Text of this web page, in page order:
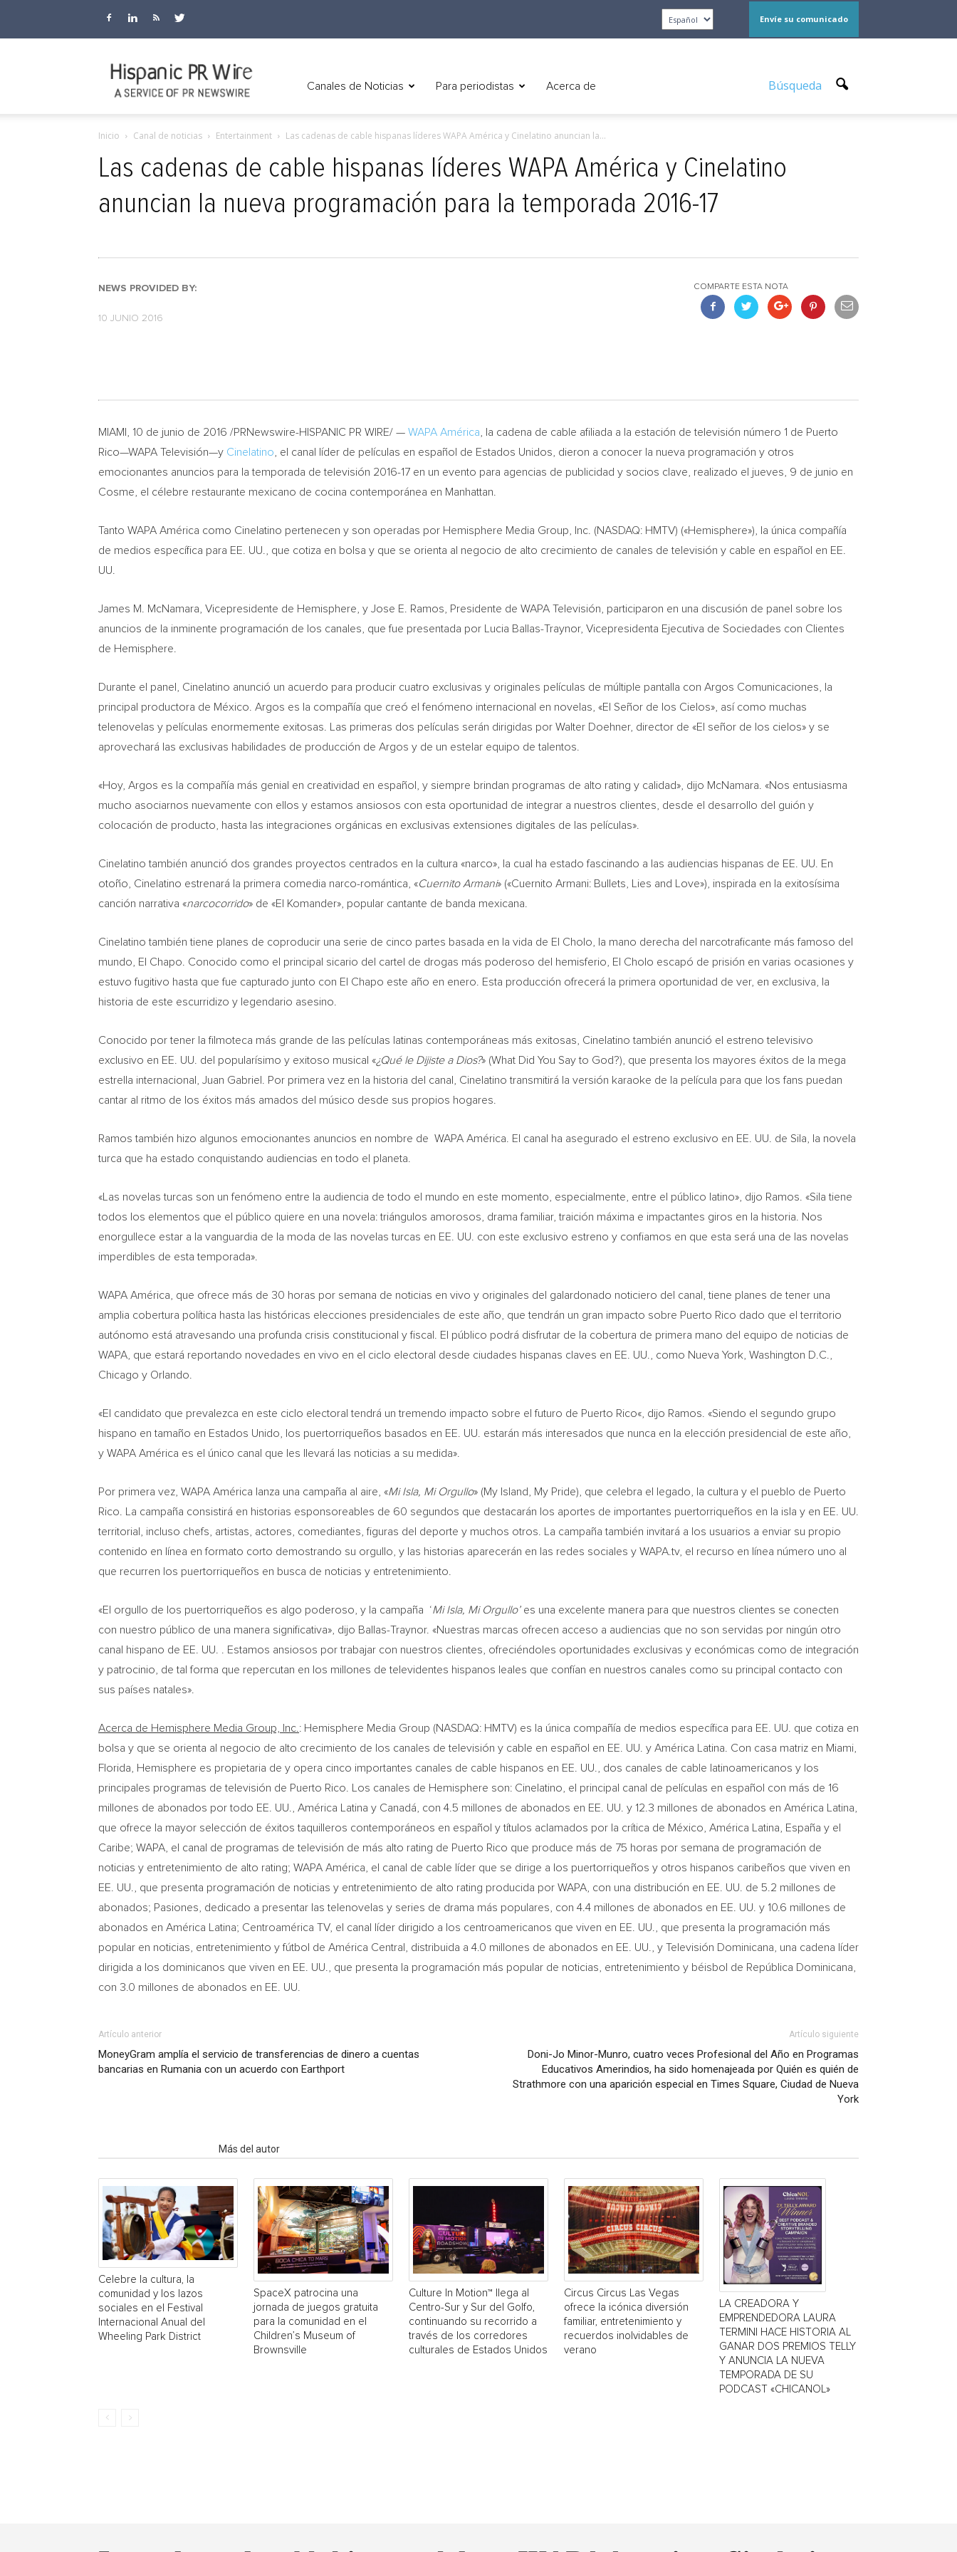
Envíe su comunicado
Canales de Noticias Para periodistas Acerca de Búsqueda
Inicio Canal de noticias Entertainment Las cadenas de cable hispanas líderes WAPA América y Cinelatino anuncian la...
Las cadenas de cable hispanas líderes WAPA América y Cinelatino
anuncian la nueva programación para la temporada 2016-17
NEWS PROVIDED BY:
10 JUNIO 2016
COMPARTE ESTA NOTA
MIAMI , 10 de junio de 2016 /PRNewswire-HISPANIC PR WIRE/ — WAPA América , la cadena de cable afiliada a la estación de televisión número 1 de Puerto
Rico—WAPA Televisión—y Cinelatino , el canal líder de películas en español de Estados Unidos, dieron a conocer la nueva programación y otros
emocionantes anuncios para la temporada de televisión 2016-17 en un evento para agencias de publicidad y socios clave, realizado el jueves, 9 de junio en
Cosme, el célebre restaurante mexicano de cocina contemporánea en Manhattan
Tanto WAPA América como Cinelatino pertenecen y son operadas por Hemisphere Media Group, Inc. (NASDAQ: HMTV) («Hemisphere»), la única compañía
de medios específica para EE. UU., que cotiza en bolsa y que se orienta al negocio de alto crecimiento de canales de televisión y cable en español en EE.
UU.
James M. McNamara , Vicepresidente de Hemisphere, y Jose E. Ramos , Presidente de WAPA Televisión, participaron en una discusión de panel sobre los
anuncios de la inminente programación de los canales, que fue presentada por
Lucia Ballas-Traynor, Vicepresidenta Ejecutiva de Sociedades con Clientes
de Hemisphere.
Durante el panel, Cinelatino anunció un acuerdo para producir cuatro exclusivas y originales películas de múltiple pantalla con Argos Comunicaciones, la
principal productora de México. Argos es la compañía que creó el fenómeno internacional en novelas, «El Señor de los Cielos», así como muchas
telenovelas y películas enormemente exitosas. Las primeras dos películas serán dirigidas por Walter Doehner, director de «El señor de los cielos» y se
aprovechará las exclusivas habilidades de producción de Argos y de un estelar equipo de talentos.
«Hoy, Argos es la compañía más genial en creatividad en español, y siempre brindan programas de alto rating y calidad», dijo McNamara. «Nos entusiasma
mucho asociarnos nuevamente con ellos y estamos ansiosos con esta oportunidad de integrar a nuestros clientes, desde el desarrollo del guión y
colocación de producto, hasta las integraciones orgánicas en exclusivas extensiones digitales de las películas».
Cinelatino también anunció dos grandes proyectos centrados en la cultura «narco», la cual ha estado fascinando a las audiencias hispanas de EE. UU. En
otoño, Cinelatino estrenará la primera comedia narco-romántica, «Cuernito Armani» («Cuernito Armani: Bullets, Lies and Love»), inspirada en la exitosísima
canción narrativa «narcocorrido» de «El Komander», popular cantante de banda mexicana.
Cinelatino también tiene planes de coproducir una serie de cinco partes basada en la vida de El Cholo, la mano derecha del narcotraficante más famoso del
mundo, El Chapo. Conocido como el principal sicario del cartel de drogas más poderoso del hemisferio, El Cholo escapó de prisión en varias ocasiones y
estuvo fugitivo hasta que fue capturado junto con El Chapo este año en enero. Esta producción ofrecerá la primera oportunidad de ver, en exclusiva, la
historia de este escurridizo y legendario asesino.
Conocido por tener la filmoteca más grande de las películas latinas contemporáneas más exitosas, Cinelatino también anunció el estreno televisivo
exclusivo en EE. UU. del popularísimo y exitoso musical «¿Qué le Dijiste a Dios?» (What Did You Say to God?), que presenta los mayores éxitos de la mega
estrella internacional, Juan Gabriel
. Por primera vez en la historia del canal, Cinelatino transmitirá la versión karaoke de la película para que los fans puedan
cantar al ritmo de los éxitos más amados del músico desde sus propios hogares.
Ramos también hizo algunos emocionantes anuncios en nombre de WAPA América. El canal ha asegurado el estreno exclusivo en EE. UU. de Sila, la novela
turca que ha estado conquistando audiencias en todo el planeta.
«Las novelas turcas son un fenómeno entre la audiencia de todo el mundo en este momento, especialmente, entre el público latino», dijo Ramos. «Sila tiene
todos los elementos que el público quiere en una novela: triángulos amorosos, drama familiar, traición máxima e impactantes giros en la historia. Nos
enorgullece estar a la vanguardia de la moda de las novelas turcas en EE. UU. con este exclusivo estreno y confiamos en que esta será una de las novelas
imperdibles de esta temporada».
WAPA América, que ofrece más de 30 horas por semana de noticias en vivo y originales del galardonado noticiero del canal, tiene planes de tener una
amplia cobertura política hasta las históricas elecciones presidenciales de este año, que tendrán un gran impacto sobre Puerto Rico dado que el territorio
autónomo está atravesando una profunda crisis constitucional y fiscal. El público podrá disfrutar de la cobertura de primera mano del equipo de noticias de
WAPA, que estará reportando novedades en vivo en el ciclo electoral desde ciudades hispanas claves en EE. UU., como Nueva York Washington D.C.
Chicago y Orlando
«El candidato que prevalezca en este ciclo electoral tendrá un tremendo impacto sobre el futuro de Puerto Rico«, dijo Ramos. «Siendo el segundo grupo
hispano en tamaño en Estados Unido, los puertorriqueños basados en EE. UU. estarán más interesados que nunca en la elección presidencial de este año,
y WAPA América es el único canal que les llevará las noticias a su medida».
Por primera vez, WAPA América lanza una campaña al aire, «Mi Isla, Mi Orgullo» (My Island My Pride), que celebra el legado, la cultura y el pueblo de Puerto
Rico . La campaña consistirá en historias esponsoreables de 60 segundos que destacarán los aportes de importantes puertorriqueños en la isla y en EE. UU.
territorial, incluso chefs, artistas, actores, comediantes, figuras del deporte y muchos otros. La campaña también invitará a los usuarios a enviar su propio
contenido en línea en formato corto demostrando su orgullo, y las historias aparecerán en las redes sociales y WAPA.tv, el recurso en línea número uno al
que recurren los puertorriqueños en busca de noticias y entretenimiento.
«El orgullo de los puertorriqueños es algo poderoso, y la campaña ‘Mi Isla, Mi Orgullo’es una excelente manera para que nuestros clientes se conecten
con nuestro público de una manera significativa», dijo Ballas-Traynor. «Nuestras marcas ofrecen acceso a audiencias que no son servidas por ningún otro
canal hispano de EE. UU. . Estamos ansiosos por trabajar con nuestros clientes, ofreciéndoles oportunidades exclusivas y económicas como de integración
y patrocinio, de tal forma que repercutan en los millones de televidentes hispanos leales que confían en nuestros canales como su principal contacto con
sus países natales».
Acerca de Hemisphere Media Group, Inc. : Hemisphere Media Group (NASDAQ: HMTV) es la única compañía de medios específica para EE. UU. que cotiza en
bolsa y que se orienta al negocio de alto crecimiento de los canales de televisión y cable en español en EE. UU. y América Latina. Con casa matriz en Miami,
Florida , Hemisphere es propietaria de y opera cinco importantes canales de cable hispanos en EE. UU., dos canales de cable latinoamericanos y los
principales programas de televisión de Puerto Rico . Los canales de Hemisphere son: Cinelatino, el principal canal de películas en español con más de 16
millones de abonados por todo EE. UU., América Latina y Canadá, con 4.5 millones de abonados en EE. UU. y 12.3 millones de abonados en América Latina,
que ofrece la mayor selección de éxitos taquilleros contemporáneos en español y títulos aclamados por la crítica de México, América Latina, España y el
Caribe; WAPA, el canal de programas de televisión de más alto rating de Puerto Rico que produce más de 75 horas por semana de programación de
noticias y entretenimiento de alto rating; WAPA América, el canal de cable líder que se dirige a los puertorriqueños y otros hispanos caribeños que viven en
EE. UU., que presenta programación de noticias y entretenimiento de alto rating producida por WAPA, con una distribución en EE. UU. de 5.2 millones de
abonados; Pasiones, dedicado a presentar las telenovelas y series de drama más populares, con 4.4 millones de abonados en EE. UU. y 10.6 millones de
abonados en América Latina; Centroamérica TV, el canal líder dirigido a los centroamericanos que viven en EE. UU., que presenta la programación más
popular en noticias, entretenimiento y fútbol de América Central, distribuida a 4.0 millones de abonados en EE. UU., y Televisión Dominicana, una cadena líder
dirigida a los dominicanos que viven en EE. UU., que presenta la programación más popular de noticias, entretenimiento y béisbol de República Dominicana,
con 3.0 millones de abonados en EE. UU.
Artículo anterior
MoneyGram amplía el servicio de transferencias de dinero a cuentas
bancarias en Rumania con un acuerdo con Earthport
Artículo siguiente
Doni-Jo Minor-Munro, cuatro veces Profesional del Año en Programas
Educativos Amerindios, ha sido homenajeada por Quién es quién de
Strathmore con una aparición especial en Times Square, Ciudad de Nueva
York
Más del autor
Celebre la cultura, la
comunidad y los lazos
sociales en el Festival
Internacional Anual del
Wheeling Park District
SpaceX patrocina una
jornada de juegos gratuita
para la comunidad en el
Children’s Museum of
Brownsville
Culture In Motion™ llega al
Centro-Sur y Sur del Golfo,
continuando su recorrido a
través de los corredores
culturales de Estados Unidos
Circus Circus Las Vegas
ofrece la icónica diversión
familiar, entretenimiento y
recuerdos inolvidables de
verano
LA CREADORA Y
EMPRENDEDORA LAURA
TERMINI HACE HISTORIA AL
GANAR DOS PREMIOS TELLY
Y ANUNCIA LA NUEVA
TEMPORADA DE SU
PODCAST «CHICANOL»